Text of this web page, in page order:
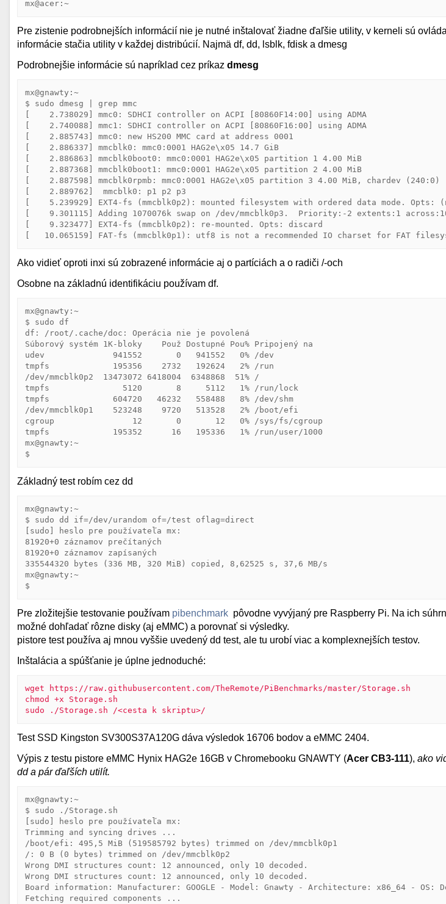
mx@acer:~
Pre zistenie podrobnejších informácií nie je nutné inštalovať žiadne ďaľšie utility, v kerneli sú
informácie stačia utility v každej distribúcií. Najmä df, dd, lsblk, fdisk a dmesg
Podrobnejšie informácie sú napríklad cez príkaz dmesg
mx@gnawty:~
$ sudo dmesg | grep mmc
[    2.738029] mmc0: SDHCI controller on ACPI [80860F14:00] using ADMA
[    2.740088] mmc1: SDHCI controller on ACPI [80860F16:00] using ADMA
[    2.885743] mmc0: new HS200 MMC card at address 0001
[    2.886337] mmcblk0: mmc0:0001 HAG2e\x05 14.7 GiB
[    2.886863] mmcblk0boot0: mmc0:0001 HAG2e\x05 partition 1 4.00 MiB
[    2.887368] mmcblk0boot1: mmc0:0001 HAG2e\x05 partition 2 4.00 MiB
[    2.887598] mmcblk0rpmb: mmc0:0001 HAG2e\x05 partition 3 4.00 MiB, chardev (240:0)
[    2.889762]  mmcblk0: p1 p2 p3
[    5.239929] EXT4-fs (mmcblk0p2): mounted filesystem with ordered data mode. Opts:
[    9.301115] Adding 1070076k swap on /dev/mmcblk0p3.  Priority:-2 extents:1
[    9.323477] EXT4-fs (mmcblk0p2): re-mounted. Opts: discard
[   10.065159] FAT-fs (mmcblk0p1): utf8 is not a recommended IO charset for FAT
Ako vidieť oproti inxi sú zobrazené informácie aj o partíciách a o radiči /-och
Osobne na základnú identifikáciu používam df.
mx@gnawty:~
$ sudo df
df: /root/.cache/doc: Operácia nie je povolená
Súborový systém 1K-bloky    Použ Dostupné Pou% Pripojený na
udev              941552       0   941552   0% /dev
tmpfs             195356    2732   192624   2% /run
/dev/mmcblk0p2  13473072 6418004  6348868  51% /
tmpfs               5120       8     5112   1% /run/lock
tmpfs             604720   46232   558488   8% /dev/shm
/dev/mmcblk0p1    523248    9720   513528   2% /boot/efi
cgroup                12       0       12   0% /sys/fs/cgroup
tmpfs             195352      16   195336   1% /run/user/1000
mx@gnawty:~
$
Základný test robím cez dd
mx@gnawty:~
$ sudo dd if=/dev/urandom of=/test oflag=direct
[sudo] heslo pre používateľa mx:
81920+0 záznamov prečítaných
81920+0 záznamov zapísaných
335544320 bytes (336 MB, 320 MiB) copied, 8,62525 s, 37,6 MB/s
​mx@gnawty:~
$
Pre zložitejšie testovanie používam pibenchmark pôvodne vyvýjaný pre Raspberry Pi. Na ich
možné dohľadať rôzne disky (aj eMMC) a porovnať si výsledky.
pistore test používa aj mnou vyššie uvedený dd test, ale tu urobí viac a komplexnejších testov.
Inštalácia a spúšťanie je úplne jednoduché:
wget https://raw.githubusercontent.com/TheRemote/PiBenchmarks/master/Storage.sh
chmod +x Storage.sh
sudo ./Storage.sh /<cesta k skriptu>/
Test SSD Kingston SV300S37A120G dáva výsledok 16706 bodov a eMMC 2404.
Výpis z testu pistore eMMC Hynix HAG2e 16GB v Chromebooku GNAWTY (Acer CB3-111), ako
dd a pár ďaľších utilít.
mx@gnawty:~
$ sudo ./Storage.sh
[sudo] heslo pre používateľa mx:
Trimming and syncing drives ...
/boot/efi: 495,5 MiB (519585792 bytes) trimmed on /dev/mmcblk0p1
/: 0 B (0 bytes) trimmed on /dev/mmcblk0p2
Wrong DMI structures count: 12 announced, only 10 decoded.
Wrong DMI structures count: 12 announced, only 10 decoded.
Board information: Manufacturer: GOOGLE - Model: Gnawty - Architecture: x86_64 - OS:
Fetching required components ...